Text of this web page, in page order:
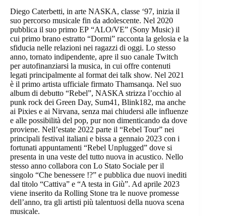
Diego Caterbetti, in arte NASKA, classe ‘97, inizia il
suo percorso musicale fin da adolescente. Nel 2020
pubblica il suo primo EP “ALO/VE” (Sony Music) il
cui primo brano estratto “Dormi” racconta la gelosia e la
sfiducia nelle relazioni nei ragazzi di oggi. Lo stesso
anno, tornato indipendente, apre il suo canale Twitch
per autofinanziarsi la musica, in cui offre contenuti
legati principalmente al format dei talk show. Nel 2021
è il primo artista ufficiale firmato Thamsanqa. Nel suo
album di debutto “Rebel”, NASKA strizza l’occhio al
punk rock dei Green Day, Sum41, Blink182, ma anche
ai Pixies e ai Nirvana, senza mai chiudersi alle influenze
e alle possibilità del pop, pur non dimenticando da dove
proviene. Nell’estate 2022 parte il “Rebel Tour” nei
principali festival italiani e bissa a gennaio 2023 con i
fortunati appuntamenti “Rebel Unplugged” dove si
presenta in una veste del tutto nuova in acustico. Nello
stesso anno collabora con Lo Stato Sociale per il
singolo “Che benessere !?” e pubblica due nuovi inediti
dal titolo “Cattiva” e “A testa in Giù”. Ad aprile 2023
viene inserito da Rolling Stone tra le nuove promesse
dell’anno, tra gli artisti più talentuosi della nuova scena
musicale.